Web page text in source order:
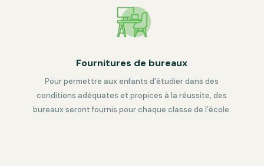
Fournitures de bureaux
Pour permettre aux enfants d’étudier dans des
conditions adéquates et propices à la réussite, des
bureaux seront fournis pour chaque classe de l’école.